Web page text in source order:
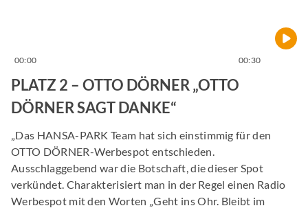
00:00 00:30
PLATZ 2 – OTTO DÖRNER „OTTO
DÖRNER SAGT DANKE“
„Das HANSA-PARK Team hat sich einstimmig für den
OTTO DÖRNER-Werbespot entschieden.
Ausschlaggebend war die Botschaft, die dieser Spot
verkündet. Charakterisiert man in der Regel einen Radio
Werbespot mit den Worten „Geht ins Ohr. Bleibt im